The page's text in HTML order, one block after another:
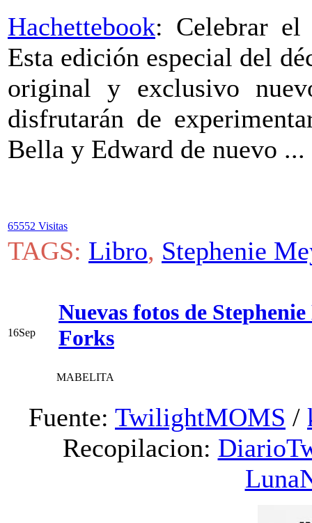
Hachettebook: Celebrar el
Esta edición especial del
original y exclusivo
disfrutarán de
Bella y Edward de nuevo
65552 Visitas
TAGS: Libro, Stephenie
16Sep
Nuevas fotos de
Forks
MABELITA
Fuente: TwilightMOMS /
Recopilacion: